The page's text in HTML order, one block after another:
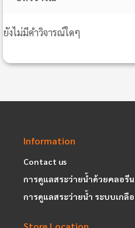
ยังไม่มีคำวิจารณ์ใดๆ
Information
Contact us
การดูแลสระว่ายน้ำด้วยคลอรีน
การดูแลสระว่ายน้ำ ระบบเกลือ